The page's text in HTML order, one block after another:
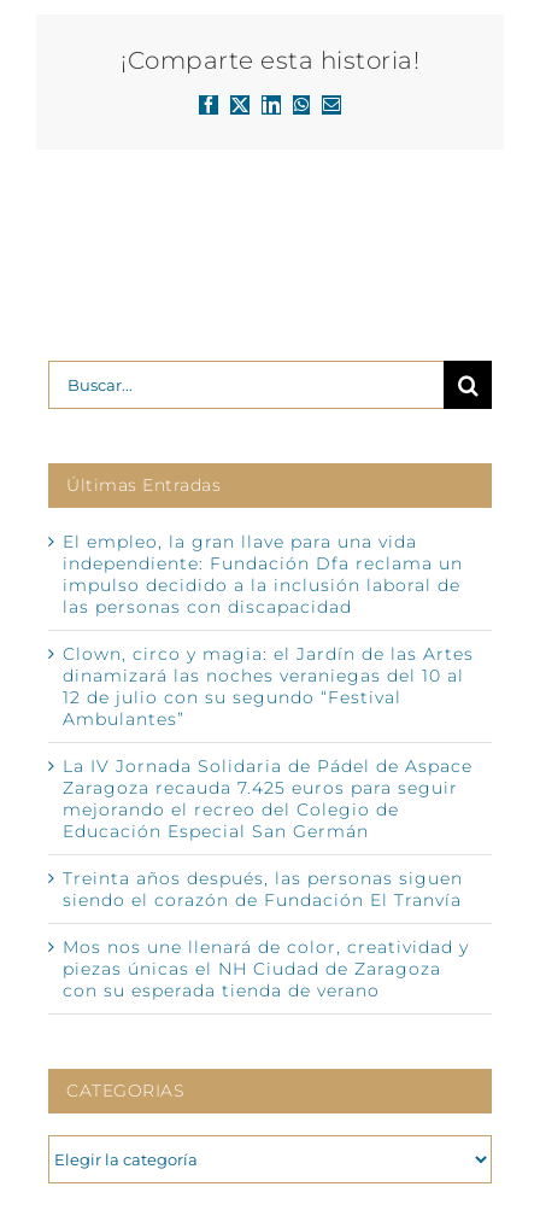
¡Comparte esta historia!
Facebook
X LinkedInWhatsApp
Correo
Buscar:
Últimas Entradas
El empleo, la gran llave para una vida
independiente: Fundación Dfa reclama un
impulso decidido a la inclusión laboral de
las personas con discapacidad
Clown, circo y magia: el Jardín de las Artes
dinamizará las noches veraniegas del 10 al
12 de julio con su segundo “Festival
Ambulantes”
La IV Jornada Solidaria de Pádel de Aspace
Zaragoza recauda 7.425 euros para seguir
mejorando el recreo del Colegio de
Educación Especial San Germán
Treinta años después, las personas siguen
siendo el corazón de Fundación El Tranvía
Mos nos une llenará de color, creatividad y
piezas únicas el NH Ciudad de Zaragoza
con su esperada tienda de verano
CATEGORIAS
CATEGORIAS